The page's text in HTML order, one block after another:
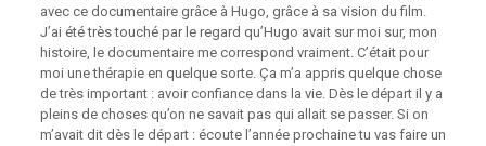
avec ce documentaire grâce à Hugo, grâce à sa vision du film.
J’ai été très touché par le regard qu’Hugo avait sur moi sur, mon
histoire, le documentaire me correspond vraiment. C’était pour
moi une thérapie en quelque sorte. Ça m’a appris quelque chose
de très important : avoir confiance dans la vie. Dès le départ il y a
pleins de choses qu’on ne savait pas qui allait se passer. Si on
m’avait dit dès le départ : écoute l’année prochaine tu vas faire un